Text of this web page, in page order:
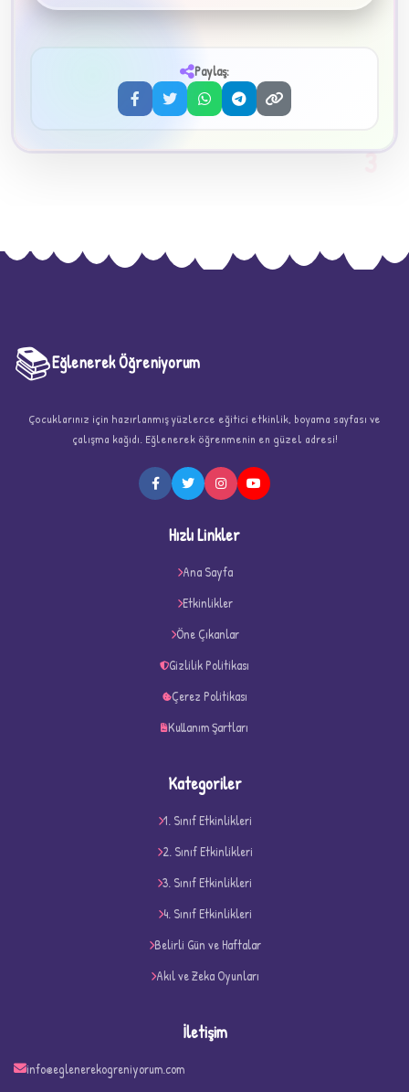
3
D
Paylaş:
📚Eğlenerek Öğreniyorum
Çocuklarınız için hazırlanmış yüzlerce eğitici etkinlik, boyama sayfası ve
çalışma kağıdı. Eğlenerek öğrenmenin en güzel adresi!
Hızlı Linkler
Ana Sayfa
Etkinlikler
Öne Çıkanlar
Gizlilik Politikası
Çerez Politikası
Kullanım Şartları
Kategoriler
1. Sınıf Etkinlikleri
2. Sınıf Etkinlikleri
3. Sınıf Etkinlikleri
4. Sınıf Etkinlikleri
Belirli Gün ve Haftalar
Akıl ve Zeka Oyunları
İletişim
info@eglenerekogreniyorum.com